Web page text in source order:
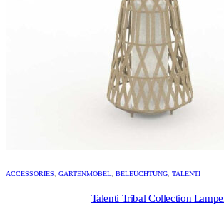
ACCESSORIES GARTENMÖBEL BELEUCHTUNG TALENTI
Talenti Tribal Collection